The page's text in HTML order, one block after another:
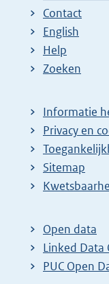
Contact
English
Help
Zoeken
Informatie
Privacy en
Sitemap
E
t
e
r
Open data
Linked Data
PUC Open